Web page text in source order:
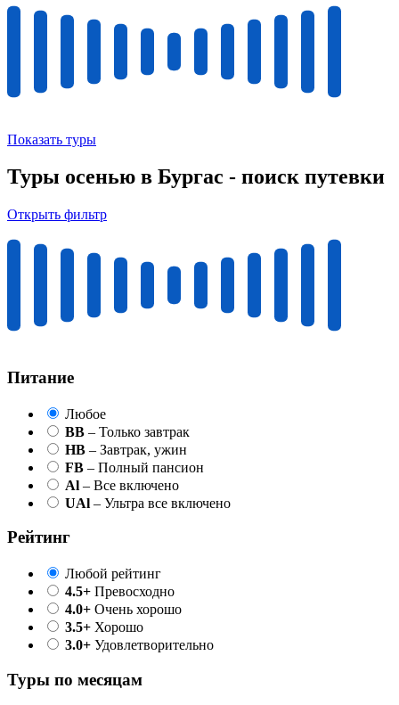
Показать туры
Туры осенью в Бургас - поиск путевки
Открыть фильтр
Питание
Любое
BB – Только завтрак
HB – Завтрак, ужин
FB – Полный пансион
Al – Все включено
UAl – Ультра все включено
Рейтинг
Любой рейтинг
4.5+ Превосходно
4.0+ Очень хорошо
3.5+ Хорошо
3.0+ Удовлетворительно
Туры по месяцам